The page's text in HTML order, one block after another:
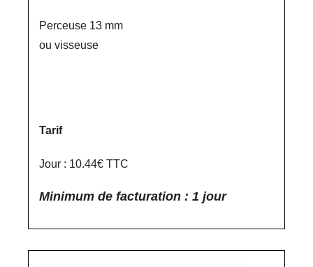
Perceuse 13 mm
ou visseuse
Tarif
Jour : 10.44€ TTC
Minimum de facturation : 1 jour